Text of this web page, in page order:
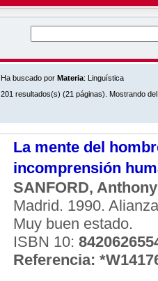
Ha buscado por Materia: Linguística
201 resultados(s) (21 páginas). Mostrando
La mente del
incomprensión
SANFORD,
Madrid. 1990.
Muy buen estado.
ISBN 10:
Referencia: